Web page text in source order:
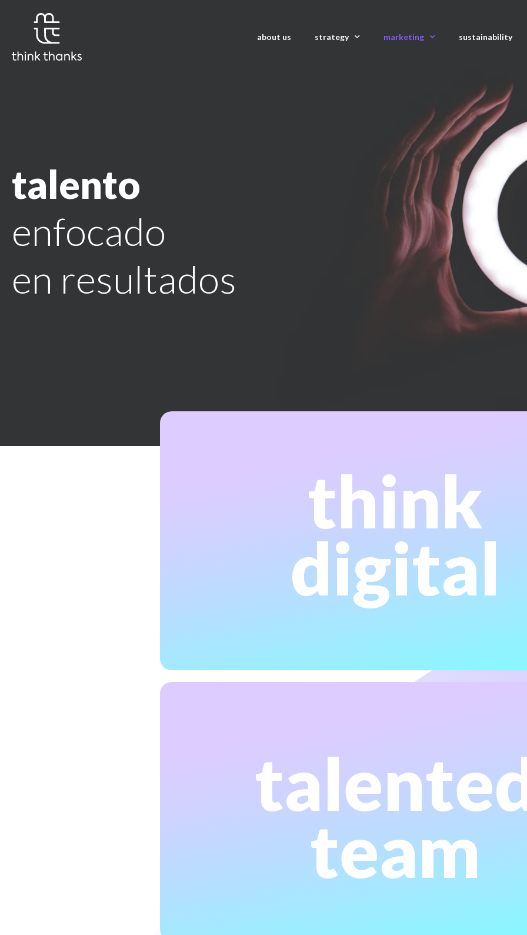
about us strategy marketing sustainability
talento
enfocado
en resultados
think
digital
Formamos un equipo en conjunto con el anunciante para
entender el negocio, plantear objetivos y definir estrategias.
Escuchar para entender y entender para transformar. Esa es
marketing digitales integrales nutriendonos del conocimiento
team
Somos una agencia boutique que se adapta y transforma
según las necesidades del cliente. Esto nos permite ofrecer
alto nivel técnico. Somos parte de un ecosistema de
partnerships de negocios y tecnología que ponemos a
disposición en cada uno de nuestros servicios para aportar
valor a nuestros clientes.